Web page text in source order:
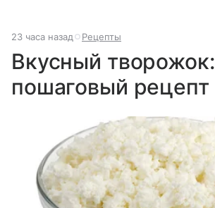
23 часа назад Рецепты
Вкусный творожок:
пошаговый рецепт